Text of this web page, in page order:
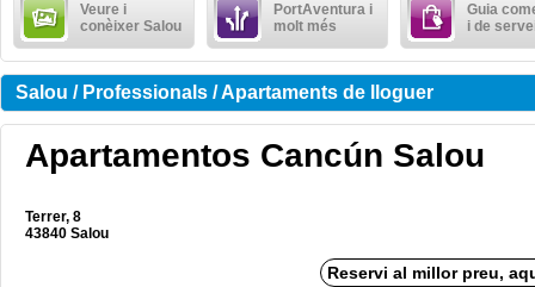
Veure i
conèixer Salou
PortAventura i
molt més
Guia
i de
Salou / Professionals / Apartaments de lloguer
Apartamentos Cancún Salou
Terrer, 8
43840 Salou
Reservi al millor preu,